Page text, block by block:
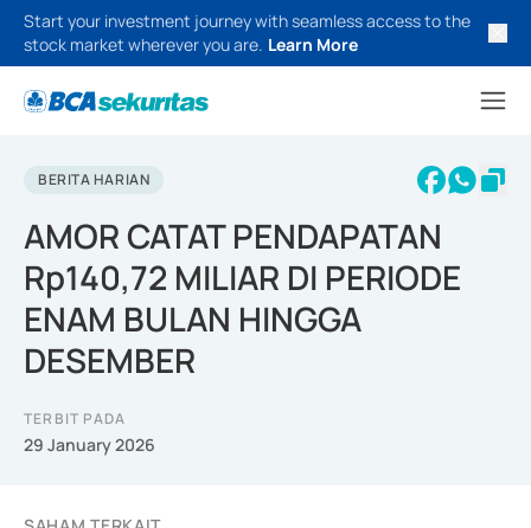
Start your investment journey with seamless access to the
stock market wherever you are. Learn More
BERITA HARIAN
AMOR CATAT PENDAPATAN
Rp140,72 MILIAR DI PERIODE
ENAM BULAN HINGGA
DESEMBER
TERBIT PADA
29 January 2026